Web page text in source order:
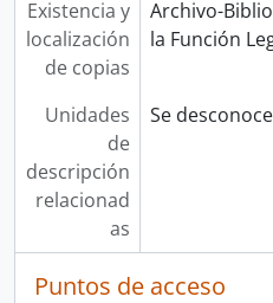
Existencia y
localización
de copias
Archivo-
la Función
Unidades
de
descripción
relacionad
as
Se desconoce
Puntos de acceso